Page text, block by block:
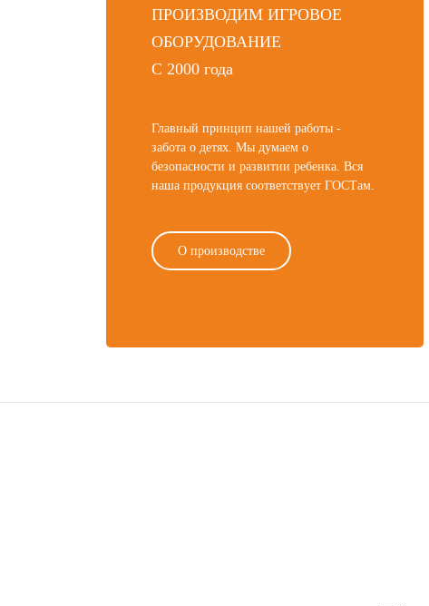
ПРОИЗВОДИМ ИГРОВОЕ
ОБОРУДОВАНИЕ
С 2000 года
Главный принцип нашей работы -
забота о детях. Мы думаем о
безопасности и развитии ребенка. Вся
наша продукция соответствует ГОСТам.
О производстве